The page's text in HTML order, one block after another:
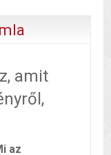
amit
az